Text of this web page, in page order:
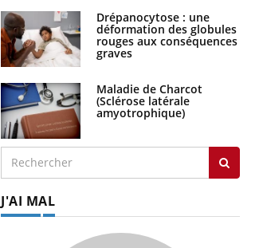
Drépanocytose : une
déformation des globules
rouges aux conséquences
graves
Maladie de Charcot
(Sclérose latérale
amyotrophique)
J'AI MAL